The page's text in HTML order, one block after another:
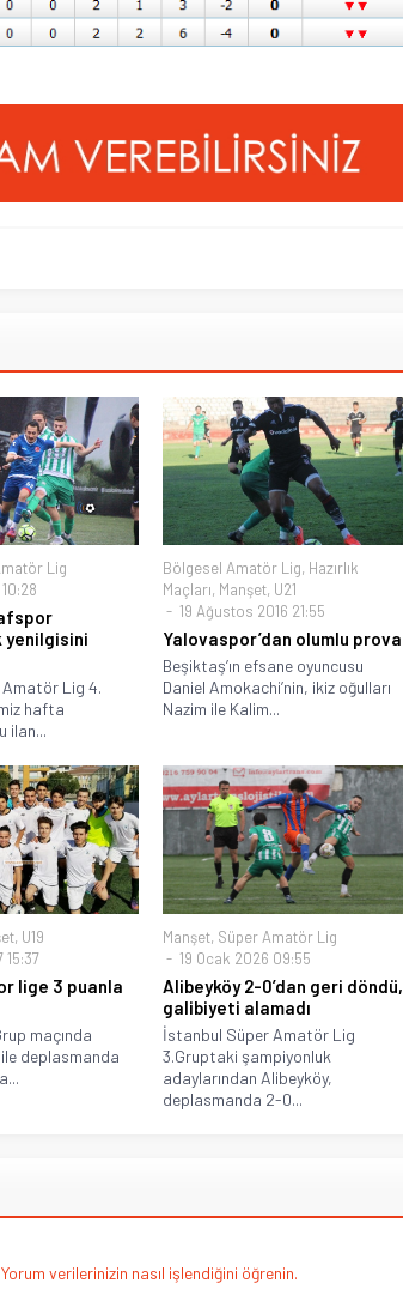
Lig
yenilgisini
Lig 4.
hafta
ilan...
Bölgesel Amatör Lig, Hazırlık
Maçları, Manşet, U21
19 Ağustos 2016 21:55
Yalovaspor’dan olumlu prova
Beşiktaş’ın efsane oyuncusu
Daniel Amokachi’nin, ikiz oğulları
Nazim ile Kalim...
, U19
15:37
lige 3 puanla
maçında
deplasmanda
Manşet, Süper Amatör Lig
19 Ocak 2026 09:55
Alibeyköy 2-0’dan geri döndü,
galibiyeti alamadı
İstanbul Süper Amatör Lig
3.Gruptaki şampiyonluk
adaylarından Alibeyköy,
deplasmanda 2-0...
Yorum verilerinizin nasıl işlendiğini öğrenin.